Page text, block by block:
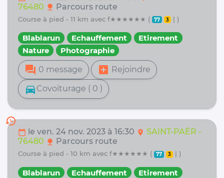
76480 nature Parcours route
course à pied - 11 km avec f★★★★★★ ( 77 3 | )
Blablarun Echauffement
Etirement
Nature
Photographie
forum 0 message add_box Rejoindre
directions_car Covoiturage ( 0 )
history
calendar_today le ven. 24 nov. 2023 à 16:30 location_on SAINT-PAËR -
76480 nature Parcours route
course à pied - 10 km avec f★★★★★★ ( 77 3 | )
Blablarun Echauffement
Etirement